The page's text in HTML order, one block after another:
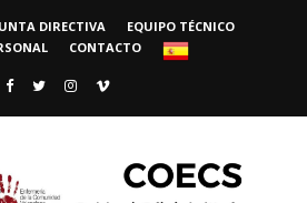
DIRECTIVA
EQUIPO TÉCNICO
CONTACTO